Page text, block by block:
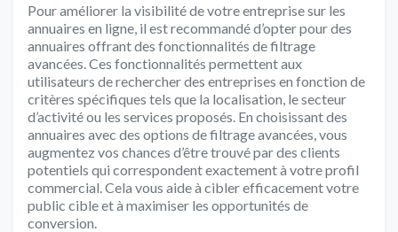
Pour améliorer la visibilité de votre entreprise sur les
annuaires en ligne, il est recommandé d’opter pour des
annuaires offrant des fonctionnalités de filtrage
avancées. Ces fonctionnalités permettent aux
utilisateurs de rechercher des entreprises en fonction de
critères spécifiques tels que la localisation, le secteur
d’activité ou les services proposés. En choisissant des
annuaires avec des options de filtrage avancées, vous
augmentez vos chances d’être trouvé par des clients
potentiels qui correspondent exactement à votre profil
commercial. Cela vous aide à cibler efficacement votre
public cible et à maximiser les opportunités de
conversion.